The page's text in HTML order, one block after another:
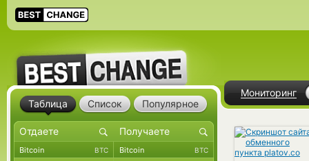
Мониторинг
Таблица Список Популярное
Bitcoin BTC Bitcoin BTC